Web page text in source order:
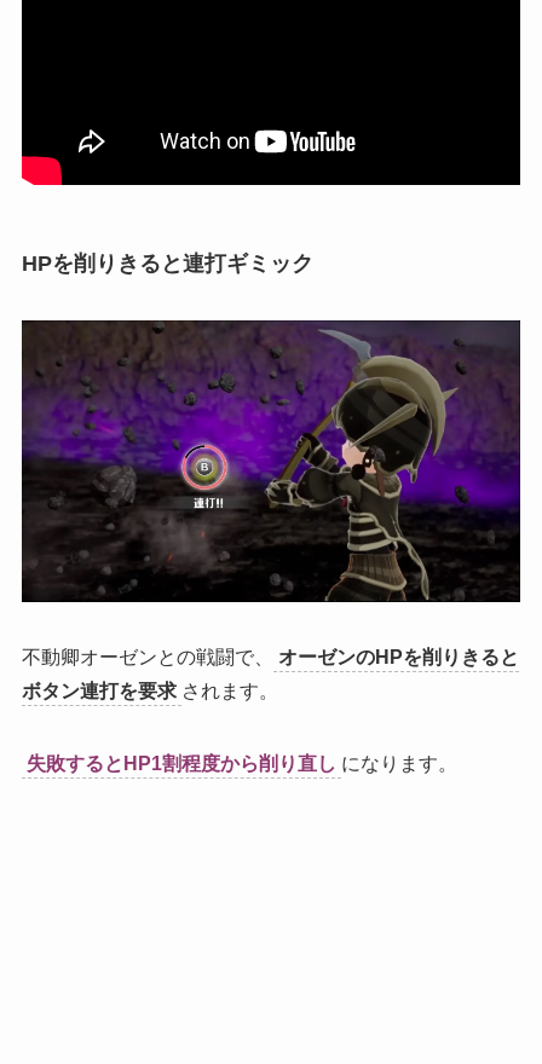
HPを削りきると連打ギミック
不動卿オーゼンとの戦闘で、
オーゼンのHPを削りきると
ボタン連打を要求 されます。
失敗するとHP1割程度から削り直し になります。